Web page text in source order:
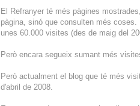
El Refranyer té més pàgines
pàgina, sinó que consulten més
unes 60.000 visites (des de maig del
Però encara segueix sumant més
Però actualment el blog que té més
d'abril de 2008.